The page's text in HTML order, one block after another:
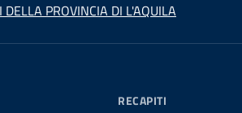
PROVINCIA DI L'AQUILA
RECAPITI